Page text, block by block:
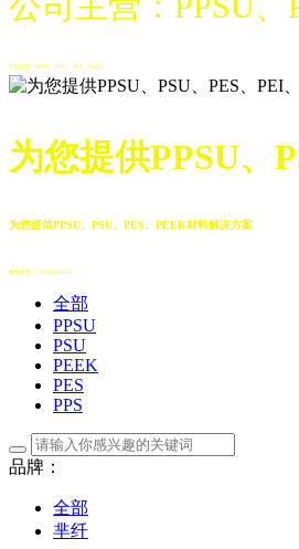
公司主营：PPSU、PSU、PES、PEEK
为您提供PPSU、
为您提供PPSU、PSU、PES、PEEK材料解决方案
服务热线：13208082088
全部
PPSU
PSU
PEEK
PES
PPS
品牌：
全部
芈纤